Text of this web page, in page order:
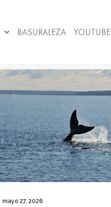
BASURALEZA YOUTUBE
mayo 27, 2026